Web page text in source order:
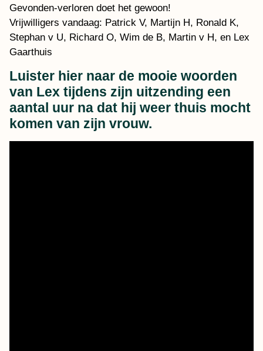
Gevonden-verloren doet het gewoon!
Vrijwilligers vandaag: Patrick V, Martijn H, Ronald K,
Stephan v U, Richard O, Wim de B, Martin v H, en Lex
Gaarthuis
Luister hier naar de mooie woorden
van Lex tijdens zijn uitzending een
aantal uur na dat hij weer thuis mocht
komen van zijn vrouw.